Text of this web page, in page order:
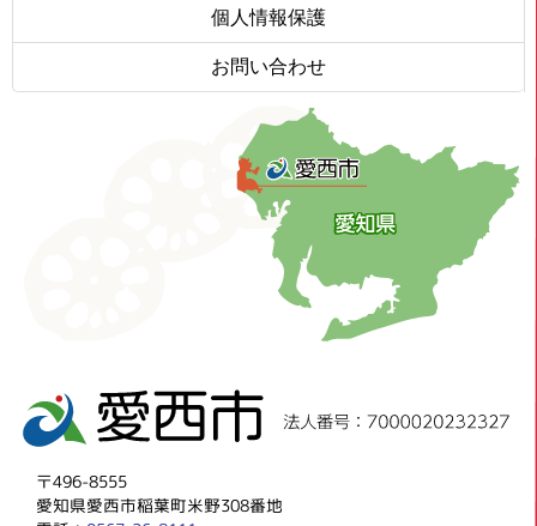
個人情報保護
お問い合わせ
〒496-8555
愛知県愛西市稲葉町米野308番地